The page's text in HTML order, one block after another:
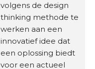
volgens de design
thinking methode te
werken aan een
innovatief idee dat
een oplossing biedt
voor een actueel